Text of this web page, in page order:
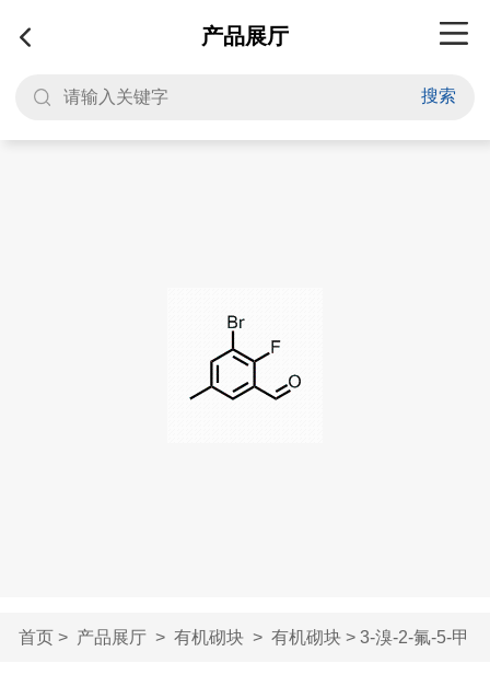
产品展厅
搜索
首页> 产品展厅> 有机砌块> 有机砌块> 3-溴-2-氟-5-甲